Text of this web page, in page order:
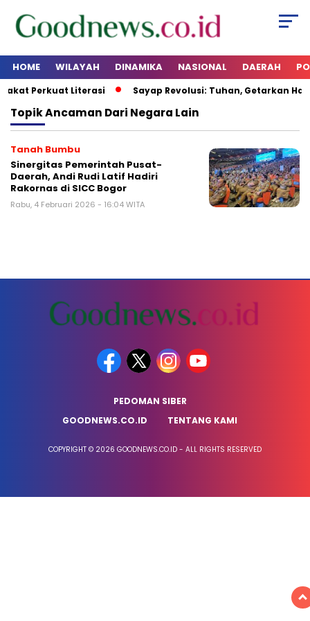
HOME WILAYAH DINAMIKA NASIONAL DAERAH
Perkuat Literasi Sayap Revolusi: Tuhan, Getarkan
TopikAncaman Dari Negara Lain
Tanah Bumbu
Sinergitas Pemerintah Pusat-
Daerah, Andi Rudi Latif Hadiri
Rakornas di SICC Bogor
Rabu, 4 Februari 2026 - 16:04 WITA
PEDOMAN SIBER
GOODNEWS.CO.ID
TENTANG KAMI
COPYRIGHT © 2026 GOODNEWS.CO.ID - ALL RIGHTS RESERVED